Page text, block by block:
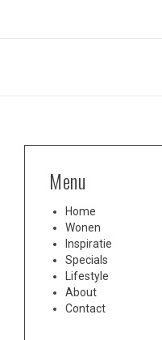
Menu
Home
Wonen
Inspiratie
Specials
Lifestyle
About
Contact